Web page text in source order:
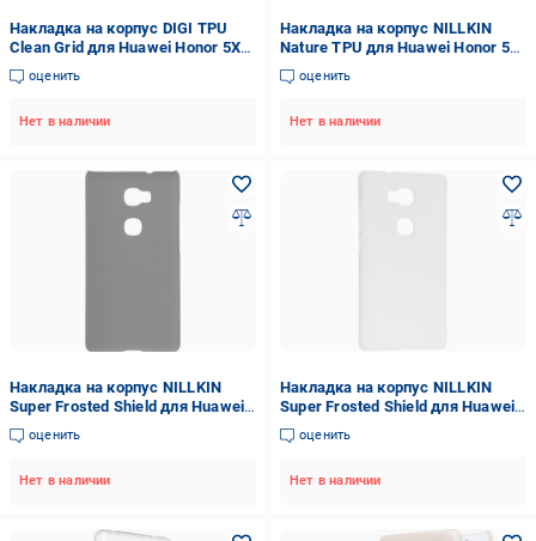
Накладка на корпус DIGI TPU
Clean Grid для Huawei Honor 5X
(GR5) (6287617)
оценить
Нет в наличии
Накладка на корпус NILLKIN
Nature TPU для Huawei Honor 5X
(GR5) white (6283974)
оценить
Нет в наличии
Накладка на корпус NILLKIN
Super Frosted Shield для Huawei
Honor 5X (GR5) black (6279899)
оценить
Нет в наличии
Накладка на корпус NILLKIN
Super Frosted Shield для Huawei
Honor 5X (GR5) (6283972)
оценить
Нет в наличии